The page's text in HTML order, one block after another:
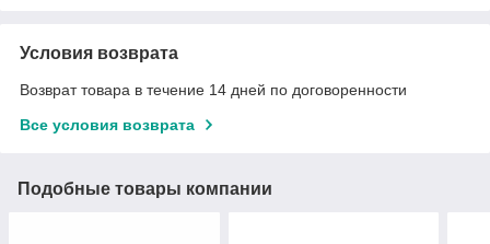
Условия возврата
Возврат товара в течение 14 дней по договоренности
Все условия возврата
Подобные товары компании